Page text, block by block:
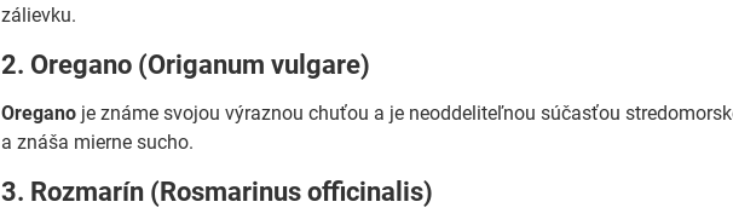
zálievku.
2. Oregano (Origanum vulgare)
Oregano je známe svojou výraznou chuťou a je neoddeliteľnou súčasťou
a znáša mierne sucho.
3. Rozmarín (Rosmarinus officinalis)